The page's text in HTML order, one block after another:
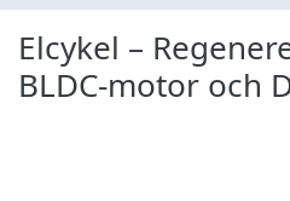
Elcykel –
BLDC-motor och